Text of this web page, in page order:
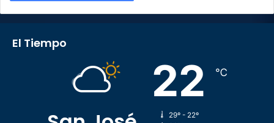
El Tiempo
22 ℃
29º - 22º